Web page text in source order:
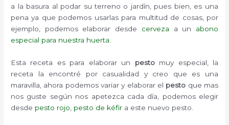
a la basura al podar su terreno o jardín, pues bien, es una
pena ya que podemos usarlas para multitud de cosas, por
ejemplo, podemos elaborar desde cerveza a un abono
especial para nuestra huerta.
Esta receta es para elaborar un pestomuy especial, la
receta la encontré por casualidad y creo que es una
maravilla, ahora podemos variar y elaborar el pesto que mas
nos guste según nos apetezca cada día, podemos elegir
desde pesto rojo pesto de kéfir a este nuevo pesto.